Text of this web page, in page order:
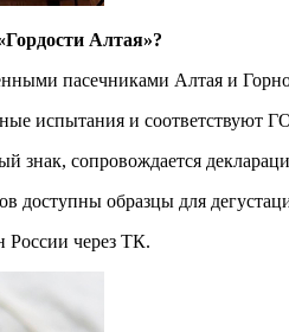
Алтая»?
пасечниками Алтая и
испытания и соответствуют
знак, сопровождается
доступны образцы для
России через ТК.